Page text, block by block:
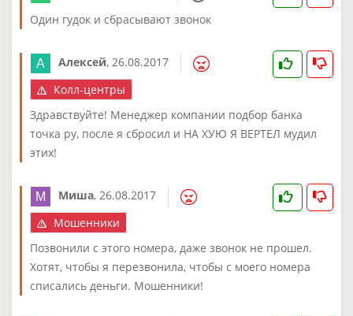
Один гудок и сбрасывают звонок
Алексей, 26.08.2017
Колл-центры
Здравствуйте! Менеджер компании подбор банка
точка ру, после я сбросил и НА ХУЮ Я ВЕРТЕЛ мудил
этих!
Миша, 26.08.2017
Мошенники
Позвонили с этого номера, даже звонок не прошел.
Хотят, чтобы я перезвонила, чтобы с моего номера
списались деньги. Мошенники!